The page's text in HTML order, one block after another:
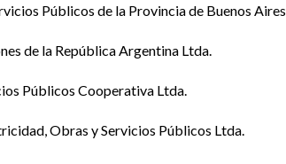
Públicos de la Provincia de Buenos Aires
de la República Argentina Ltda.
Públicos Cooperativa Ltda.
Obras y Servicios Públicos Ltda.